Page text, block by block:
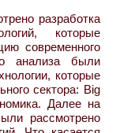
разработка
которые
современного
анализа были
которые
сектора: Big
Далее на
рассмотрено